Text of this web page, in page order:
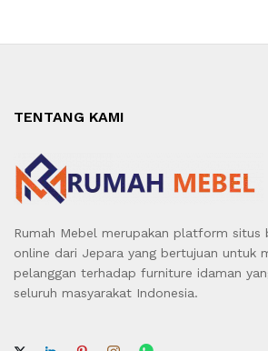
TENTANG KAMI
Rumah Mebel merupakan platform situs
online dari Jepara yang bertujuan untuk
pelanggan terhadap furniture idaman
seluruh masyarakat Indonesia.